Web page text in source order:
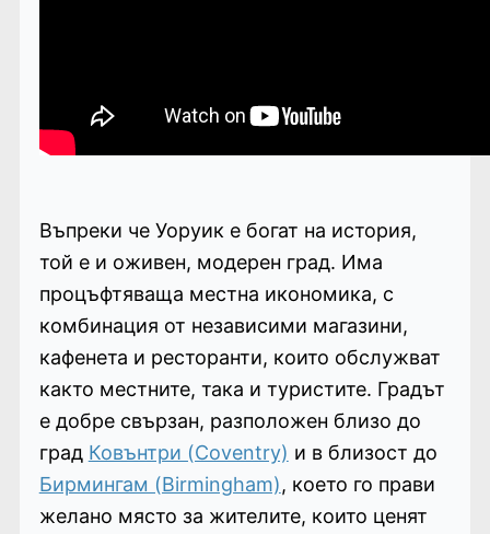
Въпреки че Уоруик е богат на история,
той е и оживен, модерен град. Има
процъфтяваща местна икономика, с
комбинация от независими магазини,
кафенета и ресторанти, които обслужват
както местните, така и туристите. Градът
е добре свързан, разположен близо до
град Ковънтри (Coventry) и в близост до
Бирмингам (Birmingham), което го прави
желано място за жителите, които ценят